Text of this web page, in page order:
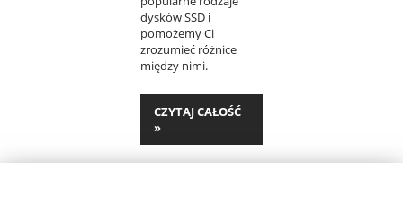
dysków SSD i
pomożemy Ci
zrozumieć różnice
między nimi.
CZYTAJ CAŁOŚĆ
»